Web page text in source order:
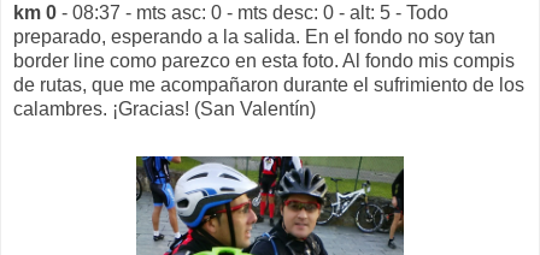
km 0 - 08:37 - mts asc: 0 - mts desc: 0 - alt: 5 - Todo
preparado, esperando a la salida. En el fondo no soy tan
border line como parezco en esta foto. Al fondo mis compis
de rutas, que me acompañaron durante el sufrimiento de los
calambres. ¡Gracias! (San Valentín)